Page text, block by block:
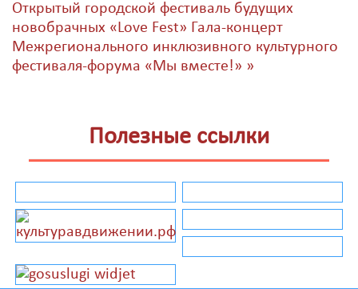
Открытый городской фестиваль будущих
новобрачных «Love Fest» Гала-концерт
Межрегионального инклюзивного культурного
фестиваля-форума «Мы вместе!» »
Полезные ссылки